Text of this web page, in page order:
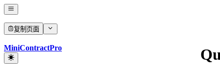
复制页面
MiniContractPro